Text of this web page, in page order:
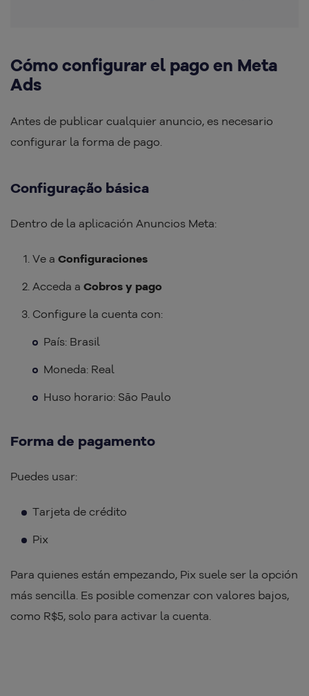
Cómo configurar el pago en Meta
Ads
Antes de publicar cualquier anuncio, es necesario
configurar la forma de pago.
Configuração básica
Dentro de la aplicación Anuncios Meta:
Ve a Configuraciones
Acceda a Cobros y pago
Configure la cuenta con:
País: Brasil
Moneda: Real
Huso horario: São Paulo
Forma de pagamento
Puedes usar:
Tarjeta de crédito
Pix
Para quienes están empezando, Pix suele ser la opción
más sencilla. Es posible comenzar con valores bajos,
como R$5, solo para activar la cuenta.